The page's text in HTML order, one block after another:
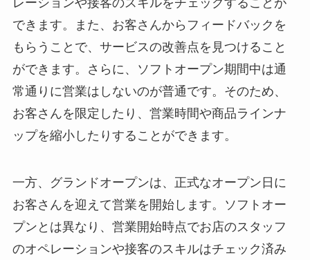
できます。また、お客さんからフィードバックを
もらうことで、サービスの改善点を見つけること
ができます。さらに、ソフトオープン期間中は通
常通りに営業はしないのが普通です。そのため、
お客さんを限定したり、営業時間や商品ラインナ
ップを縮小したりすることができます。
一方、グランドオープンは、正式なオープン日に
お客さんを迎えて営業を開始します。ソフトオー
プンとは異なり、営業開始時点でお店のスタッフ
のオペレーションや接客のスキルはチェック済み